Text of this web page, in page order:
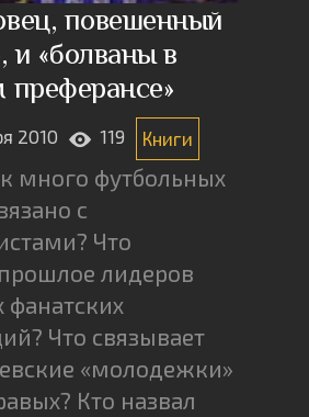
повешенный
и «болваны в
преферансе»
2010 119 Книги
много футбольных
с
Что
лидеров
фанатских
Что связывает
«молодежки»
Кто назвал